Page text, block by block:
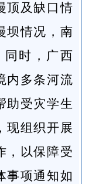
顶及缺口情
坝情况，南
同时，广西
内多条河流
助受灾学生
现组织开展
，以保障受
事项通知如